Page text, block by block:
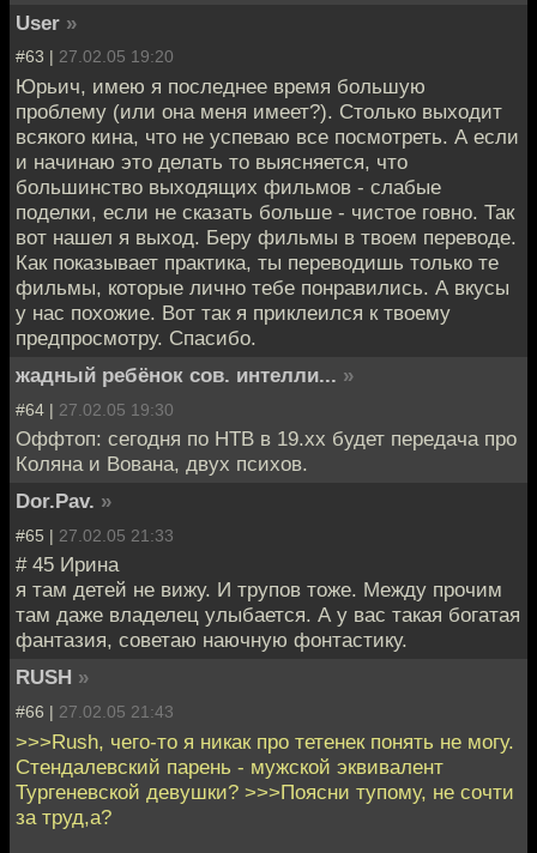
User »
#63 | 27.02.05 19:20
Юрьич, имею я последнее время большую
проблему (или она меня имеет?). Столько выходит
всякого кина, что не успеваю все посмотреть. А если
и начинаю это делать то выясняется, что
большинство выходящих фильмов - слабые
поделки, если не сказать больше - чистое говно. Так
вот нашел я выход. Беру фильмы в твоем переводе.
Как показывает практика, ты переводишь только те
фильмы, которые лично тебе понравились. А вкусы
у нас похожие. Вот так я приклеился к твоему
предпросмотру. Спасибо.
жадный ребёнок сов. интелли... »
#64 | 27.02.05 19:30
Оффтоп: сегодня по НТВ в 19.хх будет передача про
Коляна и Вована, двух психов.
Dor.Pav. »
#65 | 27.02.05 21:33
# 45 Ирина
я там детей не вижу. И трупов тоже. Между прочим
там даже владелец улыбается. А у вас такая богатая
фантазия, советаю наючную фонтастику.
RUSH »
#66 | 27.02.05 21:43
>>>Rush, чего-то я никак про тетенек понять не могу.
Стендалевский парень - мужской эквивалент
Тургеневской девушки? >>>Поясни тупому, не сочти
за труд,а?